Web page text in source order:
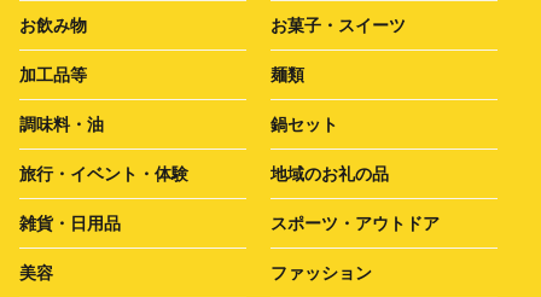
お飲み物 お菓子・スイーツ
加工品等 麺類
調味料・油 鍋セット
旅行・イベント・体験 地域のお礼の品
雑貨・日用品 スポーツ・アウトドア
美容 ファッション